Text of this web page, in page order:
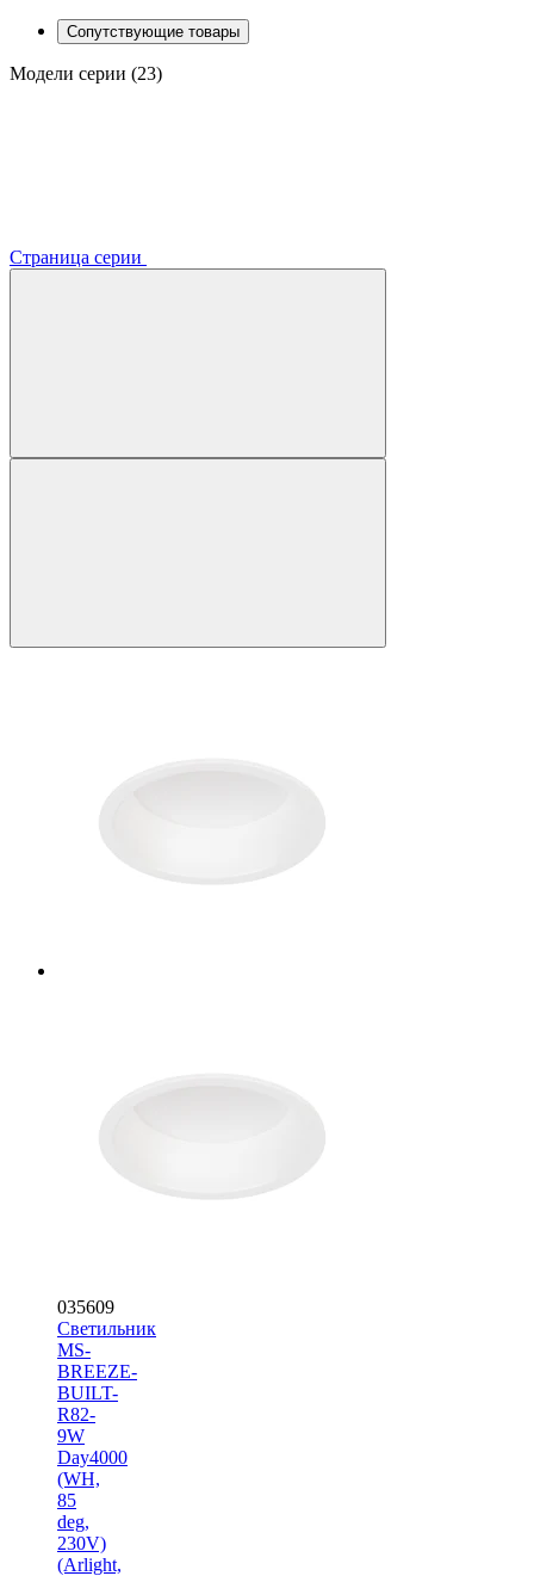
Сопутствующие товары
Модели серии (23)
Страница серии
035609
Светильник
MS-
BREEZE-
BUILT-
R82-
9W
Day4000
(WH,
85
deg,
230V)
(Arlight,